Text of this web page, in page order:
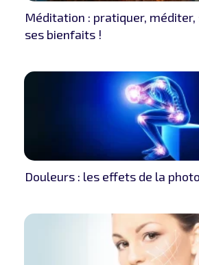
Méditation : pratiquer,
ses bienfaits !
Douleurs : les effets de la